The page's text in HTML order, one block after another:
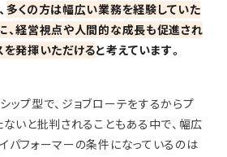
多くの方は幅広い業務を経験していた
、経営視点や人間的な成長も促進され
を発揮いただけると考えています。
ップ型で、ジョブローテをするからプ
ないと批判されることもある中で、幅広
パフォーマーの条件になっているのは